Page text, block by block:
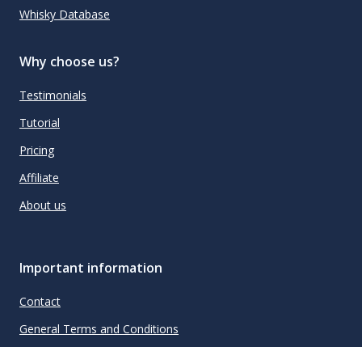
Whisky Database
Why choose us?
Testimonials
Tutorial
Pricing
Affiliate
About us
Important information
Contact
General Terms and Conditions